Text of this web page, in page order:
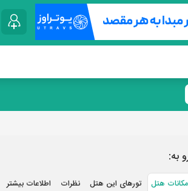
به:
هتل تورهای این هتل نظرات اطلاعات بیشتر